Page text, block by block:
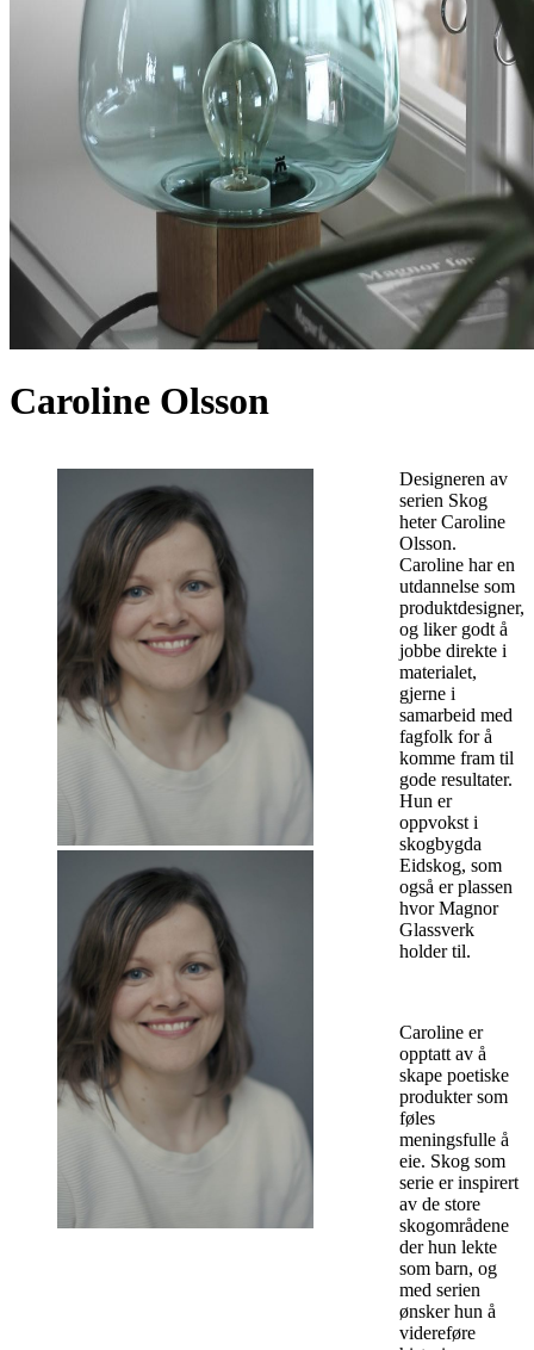
Caroline Olsson
Designeren av
serien Skog
heter Caroline
Olsson.
Caroline har en
utdannelse som
produktdesigner,
og liker godt å
jobbe direkte i
materialet,
gjerne i
samarbeid med
fagfolk for å
komme fram til
gode resultater.
Hun er
oppvokst i
skogbygda
Eidskog, som
også er plassen
hvor Magnor
Glassverk
holder til.
Caroline er
opptatt av å
skape poetiske
produkter som
føles
meningsfulle å
eie. Skog som
serie er inspirert
av de store
skogområdene
der hun lekte
som barn, og
med serien
ønsker hun å
videreføre